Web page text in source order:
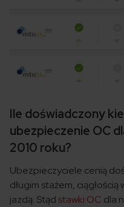
Ile doświadczony
ubezpieczenie OC
2010 roku?
Ubezpieczyciele cenią
długim stażem,
jazdą. Stąd stawki OC dla